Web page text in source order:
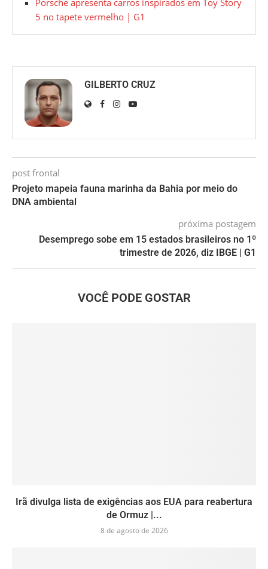
Porsche apresenta carros inspirados em Toy Story
5 no tapete vermelho | G1
GILBERTO CRUZ
post frontal
Projeto mapeia fauna marinha da Bahia por meio do
DNA ambiental
próxima postagem
Desemprego sobe em 15 estados brasileiros no 1º
trimestre de 2026, diz IBGE | G1
VOCÊ PODE GOSTAR
Irã divulga lista de exigências aos EUA para reabertura
de Ormuz |...
8 de agosto de 2026